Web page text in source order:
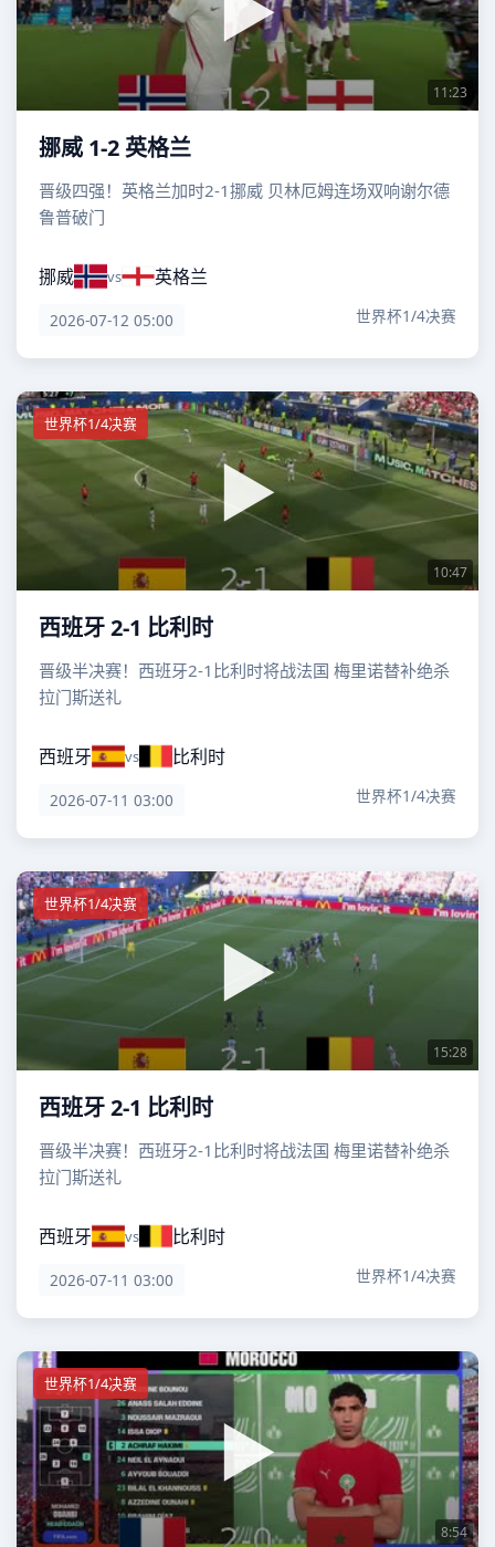
11:23
挪威 1-2 英格兰
晋级四强！英格兰加时2-1挪威 贝林厄姆连场双响谢尔德
鲁普破门
挪威 vs 英格兰
2026-07-12 05:00 世界杯1/4决赛
世界杯1/4决赛
10:47
西班牙 2-1 比利时
晋级半决赛！西班牙2-1比利时将战法国 梅里诺替补绝杀
拉门斯送礼
西班牙 vs 比利时
2026-07-11 03:00 世界杯1/4决赛
世界杯1/4决赛
15:28
西班牙 2-1 比利时
晋级半决赛！西班牙2-1比利时将战法国 梅里诺替补绝杀
拉门斯送礼
西班牙 vs 比利时
2026-07-11 03:00 世界杯1/4决赛
世界杯1/4决赛
8:54